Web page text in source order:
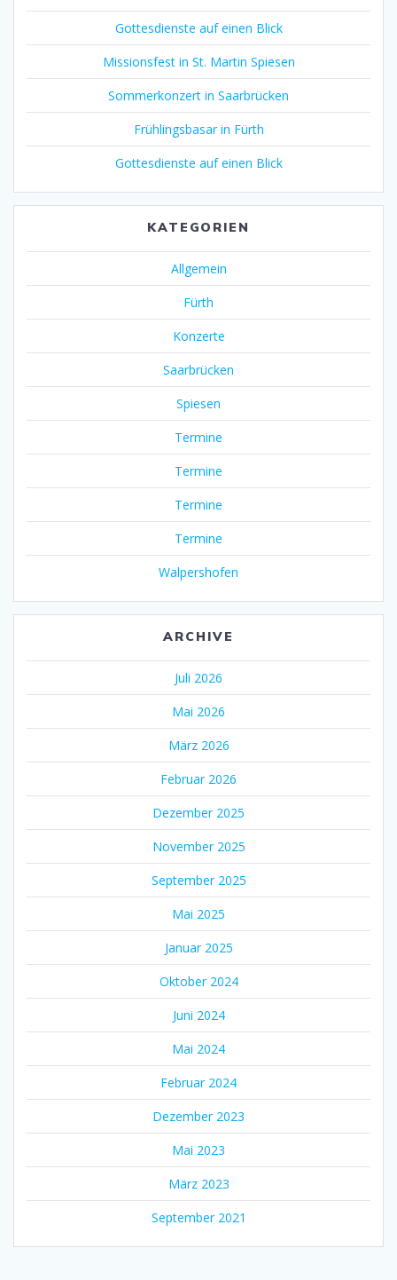
Gottesdienste auf einen Blick
Missionsfest in St. Martin Spiesen
Sommerkonzert in Saarbrücken
Frühlingsbasar in Fürth
Gottesdienste auf einen Blick
KATEGORIEN
Allgemein
Fürth
Konzerte
Saarbrücken
Spiesen
Termine
Termine
Termine
Termine
Walpershofen
ARCHIVE
Juli 2026
Mai 2026
März 2026
Februar 2026
Dezember 2025
November 2025
September 2025
Mai 2025
Januar 2025
Oktober 2024
Juni 2024
Mai 2024
Februar 2024
Dezember 2023
Mai 2023
März 2023
September 2021